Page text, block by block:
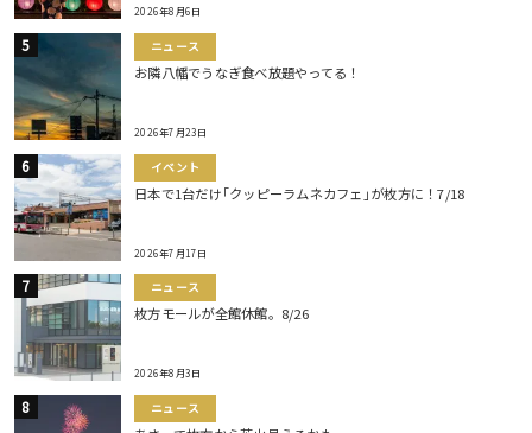
2026年8月6日
ニュース
お隣八幡でうなぎ食べ放題やってる！
2026年7月23日
イベント
日本で1台だけ｢クッピーラムネカフェ｣が枚方に！7/18
2026年7月17日
ニュース
枚方モールが全館休館。8/26
2026年8月3日
ニュース